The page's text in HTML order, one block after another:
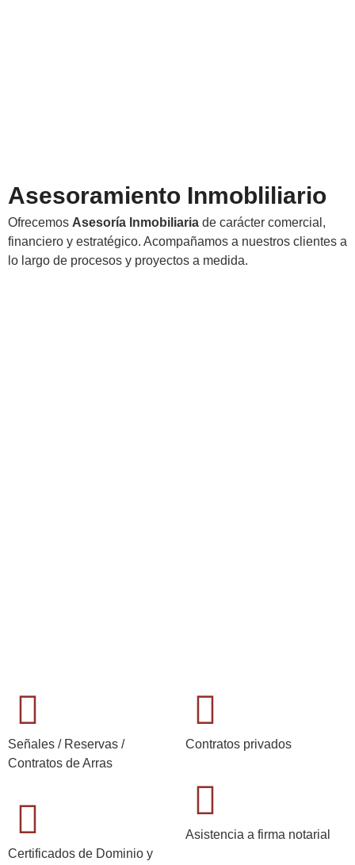
Asesoramiento Inmobliliario
Ofrecemos Asesoría Inmobiliaria de carácter comercial,
financiero y estratégico. Acompañamos a nuestros clientes a
lo largo de procesos y proyectos a medida.
Señales / Reservas /
Contratos de Arras
Certificados de Dominio y
Contratos privados
Asistencia a firma notarial